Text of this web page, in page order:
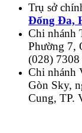
Trụ sở
Đống Đa,
Chi nhánh
Phường 7,
(028) 7308
Chi nhánh
Gòn Sky,
Cung, TP.